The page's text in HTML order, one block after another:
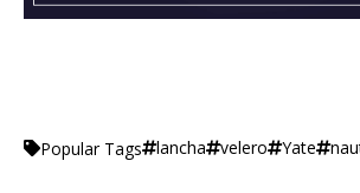
Popular Tags lancha velero Yate